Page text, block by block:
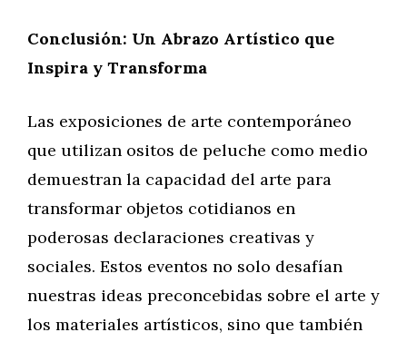
Conclusión: Un Abrazo Artístico que
Inspira y Transforma
Las exposiciones de arte contemporáneo
que utilizan ositos de peluche como medio
demuestran la capacidad del arte para
transformar objetos cotidianos en
poderosas declaraciones creativas y
sociales. Estos eventos no solo desafían
nuestras ideas preconcebidas sobre el arte y
los materiales artísticos, sino que también